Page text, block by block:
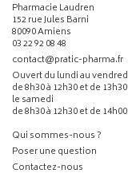
Pharmacie Laudren
152 rue Jules Barni
80090 Amiens
03 22 92 08 48
contact-
@-
pratic-pharma.fr
Ouvert du lundi au
de 8h30 à 12h30 et de
le samedi
de 8h30 à 12h30 et de
Qui sommes-nous ?
Poser une question
Contactez-nous